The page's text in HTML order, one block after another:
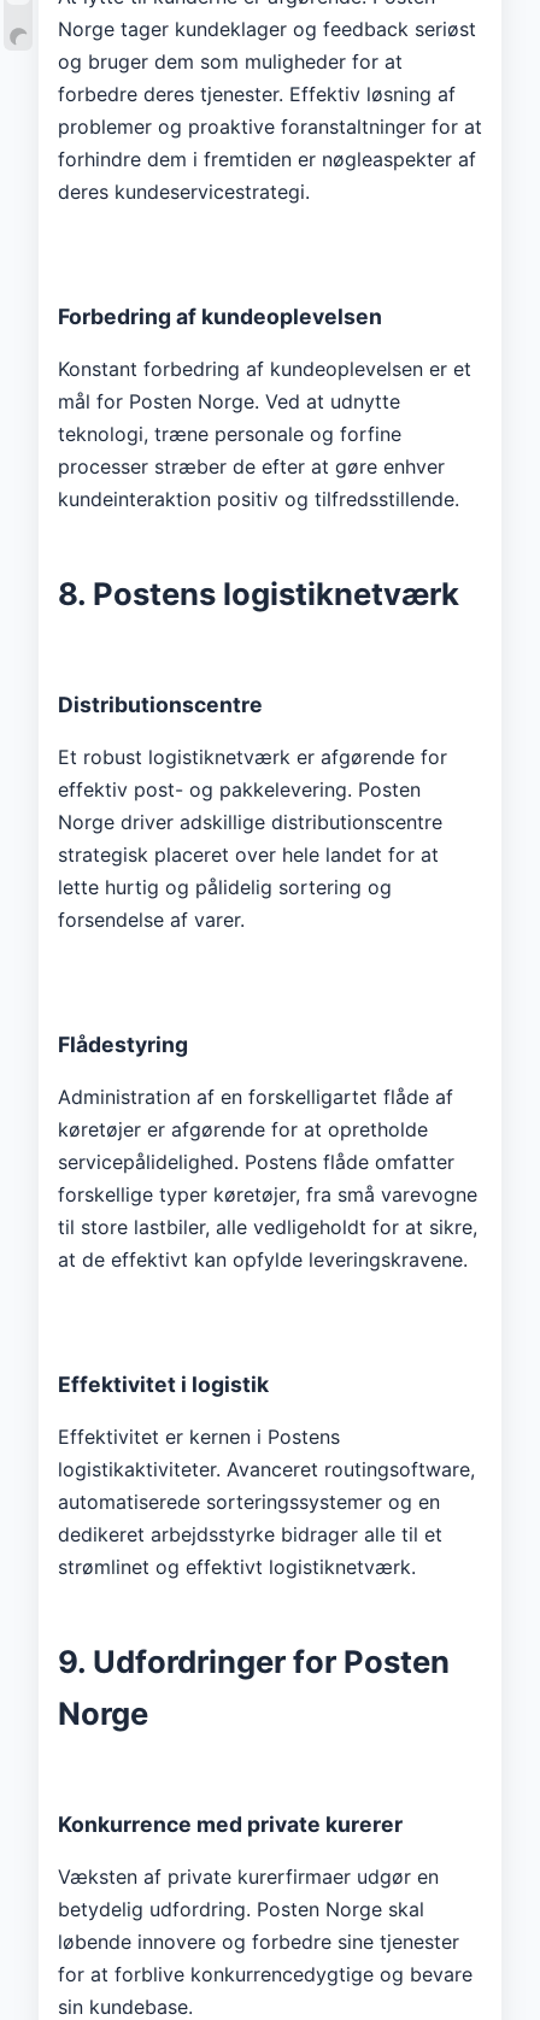
Norge tager kundeklager og feedback seriøst
og bruger dem som muligheder for at
forbedre deres tjenester. Effektiv løsning af
problemer og proaktive foranstaltninger for at
forhindre dem i fremtiden er nøgleaspekter af
deres kundeservicestrategi.
Forbedring af kundeoplevelsen
Konstant forbedring af kundeoplevelsen er et
mål for Posten Norge. Ved at udnytte
teknologi, træne personale og forfine
processer stræber de efter at gøre enhver
kundeinteraktion positiv og tilfredsstillende.
8. Postens logistiknetværk
Distributionscentre
Et robust logistiknetværk er afgørende for
effektiv post- og pakkelevering. Posten
Norge driver adskillige distributionscentre
strategisk placeret over hele landet for at
lette hurtig og pålidelig sortering og
forsendelse af varer.
Flådestyring
Administration af en forskelligartet flåde af
køretøjer er afgørende for at opretholde
servicepålidelighed. Postens flåde omfatter
forskellige typer køretøjer, fra små varevogne
til store lastbiler, alle vedligeholdt for at sikre,
at de effektivt kan opfylde leveringskravene.
Effektivitet i logistik
Effektivitet er kernen i Postens
logistikaktiviteter. Avanceret routingsoftware,
automatiserede sorteringssystemer og en
dedikeret arbejdsstyrke bidrager alle til et
strømlinet og effektivt logistiknetværk.
9. Udfordringer for Posten
Norge
Konkurrence med private kurerer
Væksten af ​​private kurerfirmaer udgør en
betydelig udfordring. Posten Norge skal
løbende innovere og forbedre sine tjenester
for at forblive konkurrencedygtige og bevare
sin kundebase.